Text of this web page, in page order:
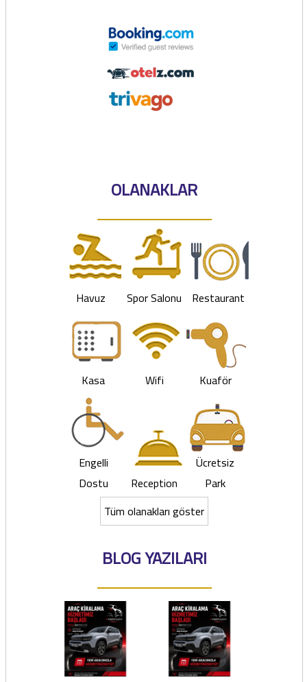
OLANAKLAR
Havuz Spor Salonu Restaurant
Kasa Wifi Kuaför
Engelli
Dostu
Reception
Ücretsiz
Park
Tüm olanakları göster
BLOG YAZILARI